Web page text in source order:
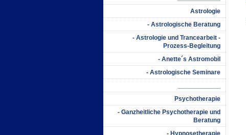
Astrologie
- Astrologische Beratung
- Astrologie und Trancearbeit -
Prozess-Begleitung
- Anette´s Astromobil
- Astrologische Seminare
Psychotherapie
- Ganzheitliche Psychotherapie und
Beratung
- Hypnosetherapie